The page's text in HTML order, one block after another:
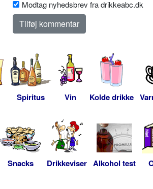
Modtag nyhedsbrev fra drikkeabc.dk
Spiritus Vin Kolde drikke
Snacks Drikkeviser Alkohol test